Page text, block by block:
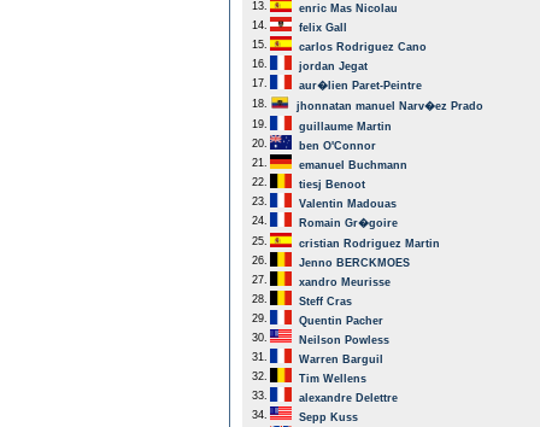
13.
enric Mas Nicolau
14.
felix Gall
15.
carlos Rodriguez Cano
16.
jordan Jegat
17.
aur�lien Paret-Peintre
18.
jhonnatan manuel Narv�ez Prado
19.
guillaume Martin
20.
ben O'Connor
21.
emanuel Buchmann
22.
tiesj Benoot
23.
Valentin Madouas
24.
Romain Gr�goire
25.
cristian Rodriguez Martin
26.
Jenno BERCKMOES
27.
xandro Meurisse
28.
Steff Cras
29.
Quentin Pacher
30.
Neilson Powless
31.
Warren Barguil
32.
Tim Wellens
33.
alexandre Delettre
34.
Sepp Kuss